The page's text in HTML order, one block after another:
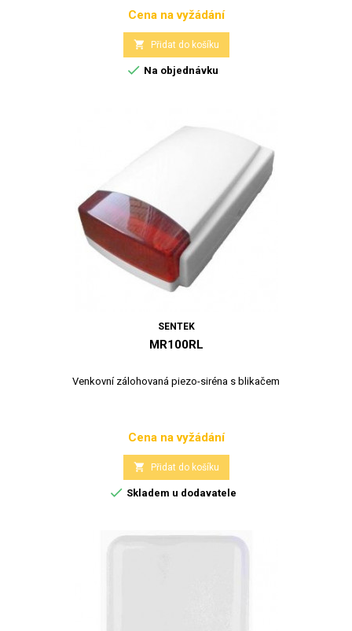
Cena
Cena na vyžádání
 Přidat do košíku
 Na objednávku
SENTEK
MR100RL
Venkovní zálohovaná piezo-siréna s blikačem
Cena
Cena na vyžádání
 Přidat do košíku
 Skladem u dodavatele